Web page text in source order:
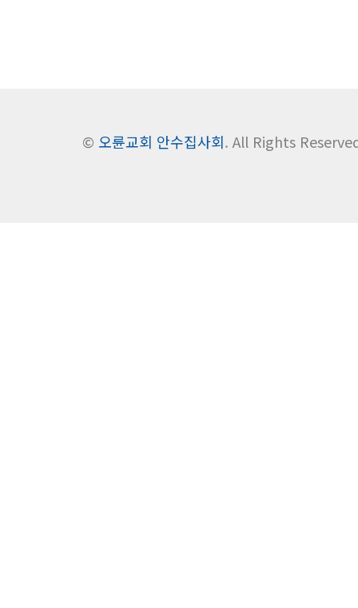
© 오륜교회 안수집사회. All Rights